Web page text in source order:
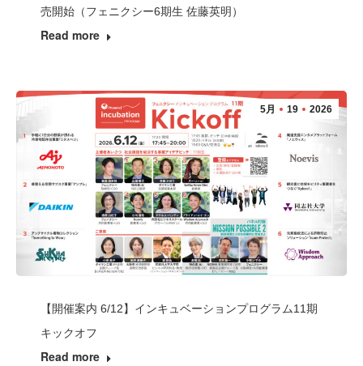
売開始（フェニクシー6期生 佐藤英明）
Read more
5月 19 2026
【開催案内 6/12】インキュベーションプログラム11期
キックオフ
Read more